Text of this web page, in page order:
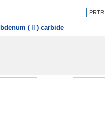
PRTR
(Ⅱ) carbide